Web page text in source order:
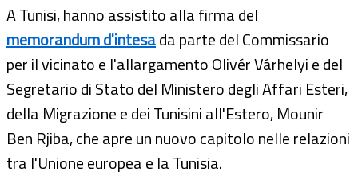
A Tunisi, hanno assistito alla firma del
memorandum d'intesada parte del Commissario
per il vicinato e l'allargamento Olivér Várhelyi e del
Segretario di Stato del Ministero degli Affari Esteri,
della Migrazione e dei Tunisini all'Estero, Mounir
Ben Rjiba, che apre un nuovo capitolo nelle relazioni
tra l'Unione europea e la Tunisia.